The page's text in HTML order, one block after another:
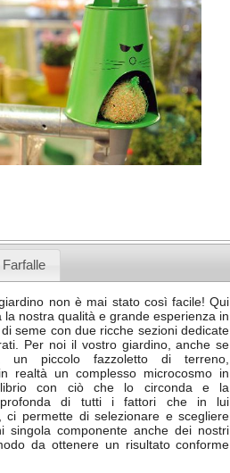
non è mai stato così facile! Qui
la nostra qualità e grande esperienza in
seme con due ricche sezioni dedicate
Per noi il vostro giardino, anche se
un piccolo fazzoletto di terreno,
realtà un complesso microcosmo in
con ciò che lo circonda e la
profonda di tutti i fattori che in lui
ci permette di selezionare e scegliere
singola componente anche dei nostri
da ottenere un risultato conforme